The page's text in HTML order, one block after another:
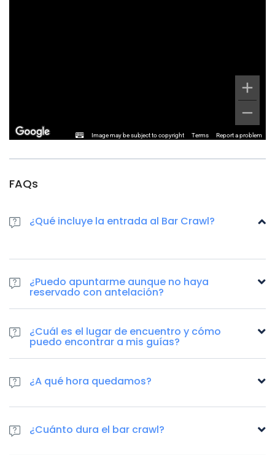
Image may be subject to copyright Terms Report a problem
FAQs
¿Qué incluye la entrada al Bar Crawl?
¿Puedo apuntarme aunque no haya
reservado con antelación?
¿Cuál es el lugar de encuentro y cómo
puedo encontrar a mis guías?
¿A qué hora quedamos?
¿Cuánto dura el bar crawl?